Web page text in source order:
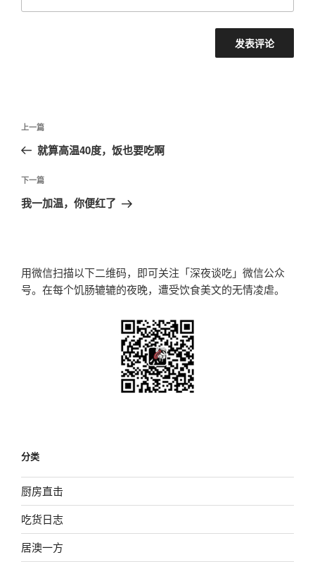
文
导
航
上
一
文
章
上一篇
就算高温40度，饭也要吃啊
下
一
下一篇
我一加温，你便红了
用微信扫描以下二维码，即可关注「深夜谈吃」微信公众
号。在每个饥肠辘辘的夜晚，遭受饮食美文的无情凌虐。
分类
厨房直击
吃货日志
居澳一方